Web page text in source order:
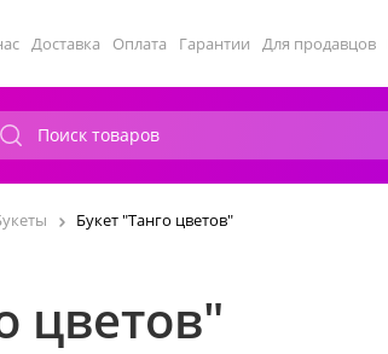
Доставка Оплата Гарантии Для продавцов
Букет "Танго цветов"
цветов"